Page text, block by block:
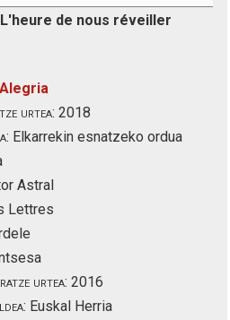
L'heure de nous réveiller
urtea: 2018
Elkarrekin esnatzeko ordua
Astral
Lettres
urtea: 2016
Euskal Herria